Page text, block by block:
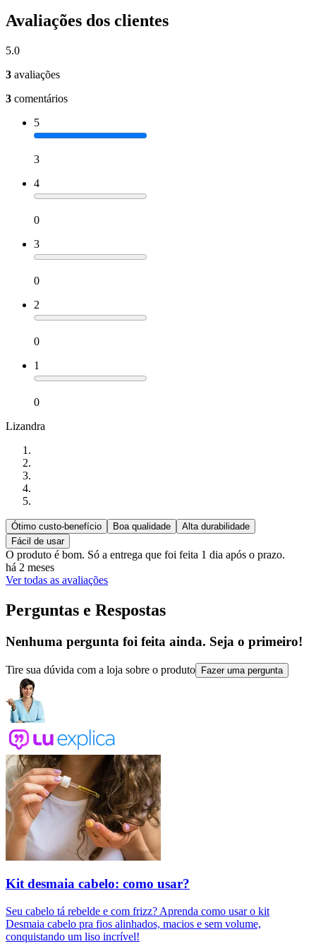
Avaliações dos clientes
5.0
3 avaliações
3 comentários
5
3
4
0
3
0
2
0
1
0
Lizandra
Ótimo custo-benefício Boa qualidade
Alta durabilidade
Fácil de usar
O produto é bom. Só a entrega que foi feita 1 dia após o prazo.
há 2 meses
Ver todas as avaliações
Perguntas e Respostas
Nenhuma pergunta foi feita ainda. Seja o primeiro!
Tire sua dúvida com a loja sobre o produto Fazer uma pergunta
Kit desmaia cabelo: como usar?
Seu cabelo tá rebelde e com frizz? Aprenda como usar o kit
Desmaia cabelo pra fios alinhados, macios e sem volume,
conquistando um liso incrível!